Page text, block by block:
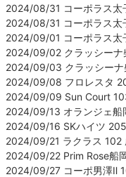
2024/08/31 コーポラス太
2024/08/31 コーポラス太
2024/09/01 コーポラス太
2024/09/02 クラッシーナ
2024/09/03 クラッシーナ
2024/09/08 フロレスタ
2024/09/09 Sun Court
2024/09/13 オランジェ船
2024/09/16 SKハイツ
2024/09/21 ラクラス 102
2024/09/22 Prim Rose船
2024/09/27 コーポ男澤Ⅱ